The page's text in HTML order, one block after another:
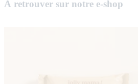
À retrouver sur notre e-shop